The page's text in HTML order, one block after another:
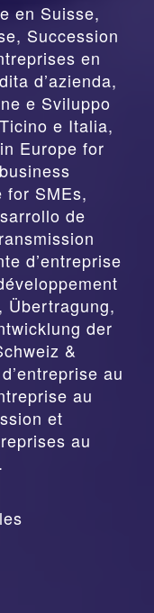
en Suisse,
Succession
en
d’azienda,
e Sviluppo
e Italia,
Europe for
for SMEs,
de
d’entreprise
, Übertragung,
der
&
au
au
et
au